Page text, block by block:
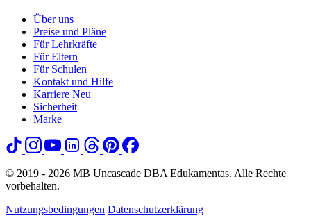
Über uns
Preise und Pläne
Für Lehrkräfte
Für Eltern
Für Schulen
Kontakt und Hilfe
Karriere Neu
Sicherheit
Marke
© 2019 - 2026 MB Uncascade DBA Edukamentas. Alle Rechte
vorbehalten.
Nutzungsbedingungen Datenschutzerklärung